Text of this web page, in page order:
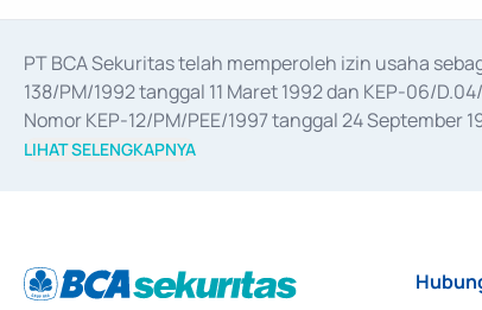
PT BCA Sekuritas telah memperoleh izin usaha
138/PM/1992 tanggal 11 Maret 1992 dan KEP-06/
Nomor KEP-12/PM/PEE/1997 tanggal 24 September
merger, akuisisi, divestasi, dan
LIHAT SELENGKAPNYA